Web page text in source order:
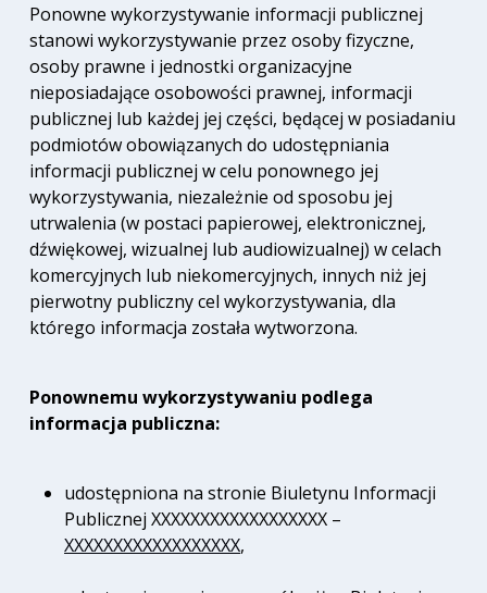
Ponowne wykorzystywanie informacji publicznej
stanowi wykorzystywanie przez osoby fizyczne,
osoby prawne i jednostki organizacyjne
nieposiadające osobowości prawnej, informacji
publicznej lub każdej jej części, będącej w posiadaniu
podmiotów obowiązanych do udostępniania
informacji publicznej w celu ponownego jej
wykorzystywania, niezależnie od sposobu jej
utrwalenia (w postaci papierowej, elektronicznej,
dźwiękowej, wizualnej lub audiowizualnej) w celach
komercyjnych lub niekomercyjnych, innych niż jej
pierwotny publiczny cel wykorzystywania, dla
którego informacja została wytworzona.
Ponownemu wykorzystywaniu podlega
informacja publiczna:
udostępniona na stronie Biuletynu Informacji
Publicznej XXXXXXXXXXXXXXXXXX –
XXXXXXXXXXXXXXXXXX,